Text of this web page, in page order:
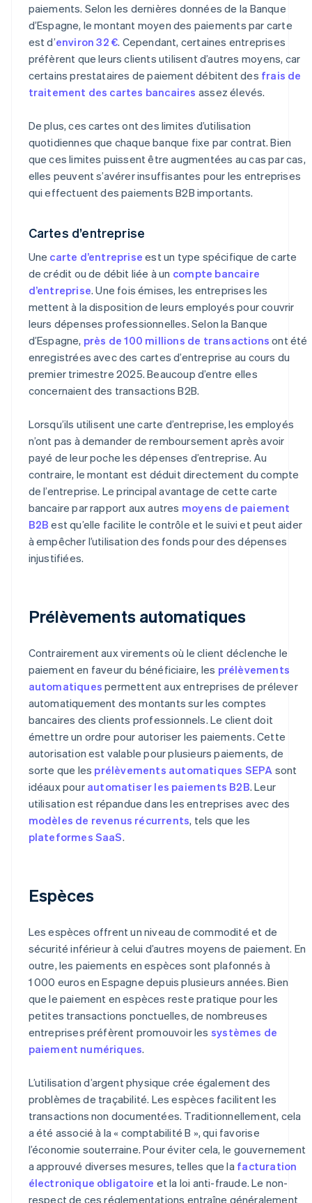
paiements. Selon les dernières données de la Banque
d’Espagne, le montant moyen des paiements par carte
est d’environ 32 €. Cependant, certaines entreprises
préfèrent que leurs clients utilisent d’autres moyens, car
certains prestataires de paiement débitent des frais de
traitement des cartes bancaires assez élevés.
De plus, ces cartes ont des limites d’utilisation
quotidiennes que chaque banque fixe par contrat. Bien
que ces limites puissent être augmentées au cas par cas,
elles peuvent s’avérer insuffisantes pour les entreprises
qui effectuent des paiements B2B importants.
Cartes d’entreprise
Une carte d’entreprise est un type spécifique de carte
de crédit ou de débit liée à un compte bancaire
d’entreprise. Une fois émises, les entreprises les
mettent à la disposition de leurs employés pour couvrir
leurs dépenses professionnelles. Selon la Banque
d’Espagne, près de 100 millions de transactions ont été
enregistrées avec des cartes d’entreprise au cours du
premier trimestre 2025. Beaucoup d’entre elles
concernaient des transactions B2B.
Lorsqu’ils utilisent une carte d’entreprise, les employés
n’ont pas à demander de remboursement après avoir
payé de leur poche les dépenses d’entreprise. Au
contraire, le montant est déduit directement du compte
de l’entreprise. Le principal avantage de cette carte
bancaire par rapport aux autres moyens de paiement
B2B est qu’elle facilite le contrôle et le suivi et peut aider
à empêcher l’utilisation des fonds pour des dépenses
injustifiées.
Prélèvements automatiques
Contrairement aux virements où le client déclenche le
paiement en faveur du bénéficiaire, les prélèvements
automatiques permettent aux entreprises de prélever
automatiquement des montants sur les comptes
bancaires des clients professionnels. Le client doit
émettre un ordre pour autoriser les paiements. Cette
autorisation est valable pour plusieurs paiements, de
sorte que les prélèvements automatiques SEPA sont
idéaux pour automatiser les paiements B2B. Leur
utilisation est répandue dans les entreprises avec des
modèles de revenus récurrents, tels que les
plateformes SaaS.
Espèces
Les espèces offrent un niveau de commodité et de
sécurité inférieur à celui d’autres moyens de paiement. En
outre, les paiements en espèces sont plafonnés à
1 000 euros en Espagne depuis plusieurs années. Bien
que le paiement en espèces reste pratique pour les
petites transactions ponctuelles, de nombreuses
entreprises préfèrent promouvoir les systèmes de
paiement numériques.
L’utilisation d’argent physique crée également des
problèmes de traçabilité. Les espèces facilitent les
transactions non documentées. Traditionnellement, cela
a été associé à la « comptabilité B », qui favorise
l’économie souterraine. Pour éviter cela, le gouvernement
a approuvé diverses mesures, telles que la facturation
électronique obligatoire et la loi anti-fraude. Le non-
respect de ces réglementations entraîne généralement